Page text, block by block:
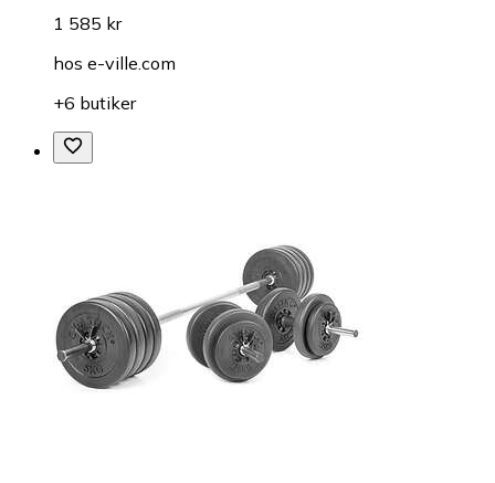
1 585 kr
hos e-ville.com
+6 butiker